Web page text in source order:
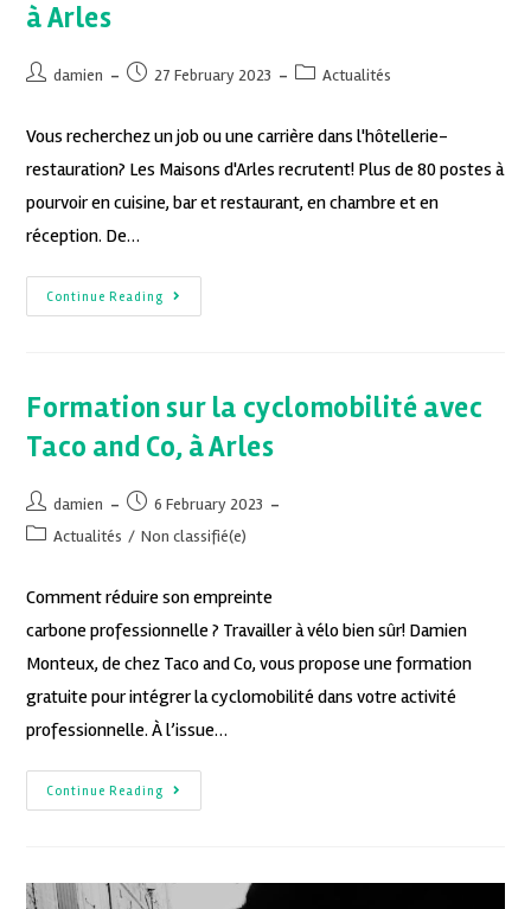
à Arles
damien 27 February 2023 Actualités
Vous recherchez un job ou une carrière dans l'hôtellerie-
restauration? Les Maisons d'Arles recrutent! Plus de 80 postes à
pourvoir en cuisine, bar et restaurant, en chambre et en
réception. De…
Continue Reading
Formation sur la cyclomobilité avec
Taco and Co, à Arles
damien
6 February 2023
Actualités / Non classifié(e)
Comment réduire son empreinte
carbone professionnelle ? Travailler à vélo bien sûr! Damien
Monteux, de chez Taco and Co, vous propose une formation
gratuite pour intégrer la cyclomobilité dans votre activité
professionnelle. À l’issue…
Continue Reading